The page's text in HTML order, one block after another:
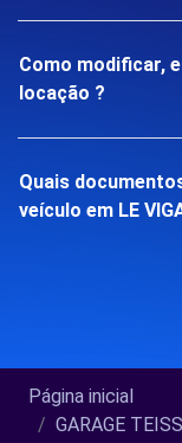
Como modificar,
locação ?
Quais
veículo em LE
Página inicial
GARAGE